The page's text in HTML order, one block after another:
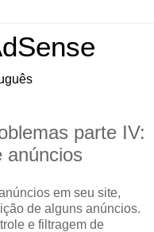
parte IV:
anúncios
em seu site,
de alguns anúncios.
e filtragem de